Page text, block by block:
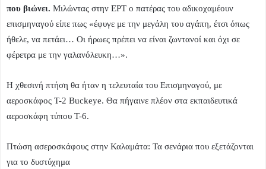
που βιώνει. Μιλώντας στην ΕΡΤ ο πατέρας του αδικοχαμέουν
επισμηναγού είπε πως «έφυγε με την μεγάλη του αγάπη, έτσι όπως
ήθελε, να πετάει… Οι ήρωες πρέπει να είναι ζωντανοί και όχι σε
φέρετρα με την γαλανόλευκη…».
Η χθεσινή πτήση θα ήταν η τελευταία του Επισμηναγού, με
αεροσκάφος Τ-2 Buckeye. Θα πήγαινε πλέον στα εκπαιδευτικά
αεροσκάφη τύπου T-6.
Πτώση ασεροσκάφους στην Καλαμάτα: Τα σενάρια που εξετάζονται
για το δυστύχημα